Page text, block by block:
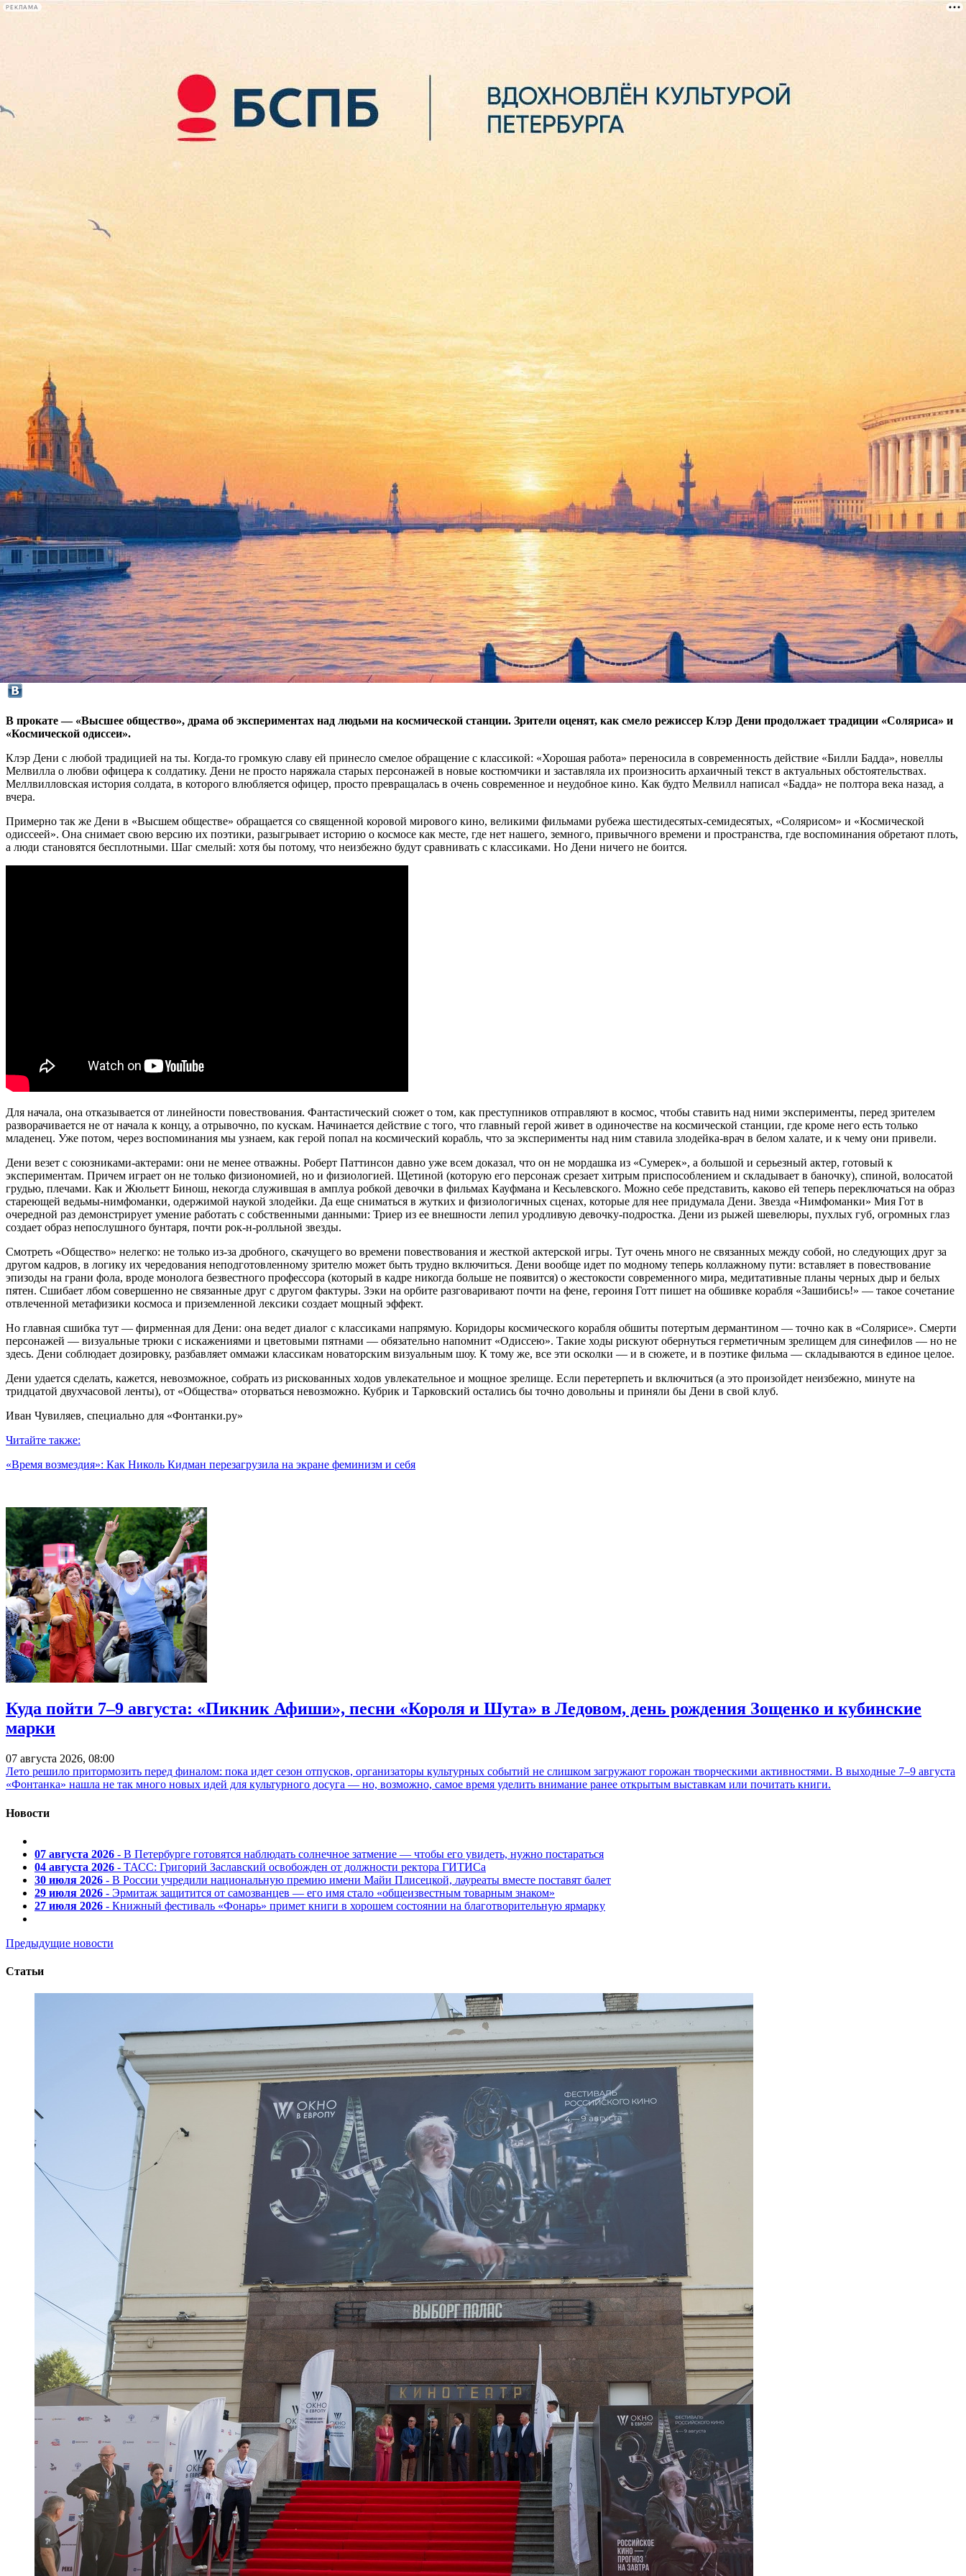
РЕКЛАМА
лекции
книги
«Высшее общество»: Космическая тюрьма и эксперименты над людьми
11 апреля 2019,18:41 Версия для печати
В прокате — «Высшее общество», драма об экспериментах над людьми на космической станции. Зрители оценят, как смело режиссер Клэр Дени продолжает традиции «Соляриса» и
«Космической одиссеи».
Клэр Дени с любой традицией на ты. Когда-то громкую славу ей принесло смелое обращение с классикой: «Хорошая работа» переносила в современность действие «Билли Бадда», новеллы
Мелвилла о любви офицера к солдатику. Дени не просто наряжала старых персонажей в новые костюмчики и заставляла их произносить архаичный текст в актуальных обстоятельствах.
Меллвилловская история солдата, в которого влюбляется офицер, просто превращалась в очень современное и неудобное кино. Как будто Мелвилл написал «Бадда» не полтора века назад, а
вчера.
Примерно так же Дени в «Высшем обществе» обращается со священной коровой мирового кино, великими фильмами рубежа шестидесятых-семидесятых, «Солярисом» и «Космической
одиссеей». Она снимает свою версию их поэтики, разыгрывает историю о космосе как месте, где нет нашего, земного, привычного времени и пространства, где воспоминания обретают плоть,
а люди становятся бесплотными. Шаг смелый: хотя бы потому, что неизбежно будут сравнивать с классиками. Но Дени ничего не боится.
Для начала, она отказывается от линейности повествования. Фантастический сюжет о том, как преступников отправляют в космос, чтобы ставить над ними эксперименты, перед зрителем
разворачивается не от начала к концу, а отрывочно, по кускам. Начинается действие с того, что главный герой живет в одиночестве на космической станции, где кроме него есть только
младенец. Уже потом, через воспоминания мы узнаем, как герой попал на космический корабль, что за эксперименты над ним ставила злодейка-врач в белом халате, и к чему они привели.
Дени везет с союзниками-актерами: они не менее отважны. Роберт Паттинсон давно уже всем доказал, что он не мордашка из «Сумерек», а большой и серьезный актер, готовый к
экспериментам. Причем играет он не только физиономией, но и физиологией. Щетиной (которую его персонаж срезает хитрым приспособлением и складывает в баночку), спиной, волосатой
грудью, плечами. Как и Жюльетт Бинош, некогда служившая в амплуа робкой девочки в фильмах Кауфмана и Кесьлевского. Можно себе представить, каково ей теперь переключаться на образ
стареющей ведьмы-нимфоманки, одержимой наукой злодейки. Да еще сниматься в жутких и физиологичных сценах, которые для нее придумала Дени. Звезда «Нимфоманки» Мия Гот в
очередной раз демонстрирует умение работать с собственными данными: Триер из ее внешности лепил уродливую девочку-подростка. Дени из рыжей шевелюры, пухлых губ, огромных глаз
создает образ непослушного бунтаря, почти рок-н-ролльной звезды.
Смотреть «Общество» нелегко: не только из-за дробного, скачущего во времени повествования и жесткой актерской игры. Тут очень много не связанных между собой, но следующих друг за
другом кадров, в логику их чередования неподготовленному зрителю может быть трудно включиться. Дени вообще идет по модному теперь коллажному пути: вставляет в повествование
эпизоды на грани фола, вроде монолога безвестного профессора (который в кадре никогда больше не появится) о жестокости современного мира, медитативные планы черных дыр и белых
пятен. Сшибает лбом совершенно не связанные друг с другом фактуры. Зэки на орбите разговаривают почти на фене, героиня Готт пишет на обшивке корабля «Зашибись!» — такое сочетание
отвлеченной метафизики космоса и приземленной лексики создает мощный эффект.
Но главная сшибка тут — фирменная для Дени: она ведет диалог с классиками напрямую. Коридоры космического корабля обшиты потертым дермантином — точно как в «Солярисе». Смерти
персонажей — визуальные трюки с искажениями и цветовыми пятнами — обязательно напомнит «Одиссею». Такие ходы рискуют обернуться герметичным зрелищем для синефилов — но не
здесь. Дени соблюдает дозировку, разбавляет оммажи классикам новаторским визуальным шоу. К тому же, все эти осколки — и в сюжете, и в поэтике фильма — складываются в единое целое.
Дени удается сделать, кажется, невозможное, собрать из рискованных ходов увлекательное и мощное зрелище. Если перетерпеть и включиться (а это произойдет неизбежно, минуте на
тридцатой двухчасовой ленты), от «Общества» оторваться невозможно. Кубрик и Тарковский остались бы точно довольны и приняли бы Дени в свой клуб.
Иван Чувиляев, специально для «Фонтанки.ру»
Читайте также:
«Время возмездия»: Как Николь Кидман перезагрузила на экране феминизм и себя
Куда пойти 7–9 августа: «Пикник Афиши», песни «Короля и Шута» в Ледовом, день рождения Зощенко и кубинские
марки
07 августа 2026, 08:00
Лето решило притормозить перед финалом: пока идет сезон отпусков, организаторы культурных событий не слишком загружают горожан творческими активностями. В выходные 7–9 августа
«Фонтанка» нашла не так много новых идей для культурного досуга — но, возможно, самое время уделить внимание ранее открытым выставкам или почитать книги.
Новости
07 августа 2026 - В Петербурге готовятся наблюдать солнечное затмение — чтобы его увидеть, нужно постараться
04 августа 2026 - ТАСС: Григорий Заславский освобожден от должности ректора ГИТИСа
30 июля 2026 - В России учредили национальную премию имени Майи Плисецкой, лауреаты вместе поставят балет
29 июля 2026 - Эрмитаж защитится от самозванцев — его имя стало «общеизвестным товарным знаком»
27 июля 2026 - Книжный фестиваль «Фонарь» примет книги в хорошем состоянии на благотворительную ярмарку
Предыдущие новости
Статьи